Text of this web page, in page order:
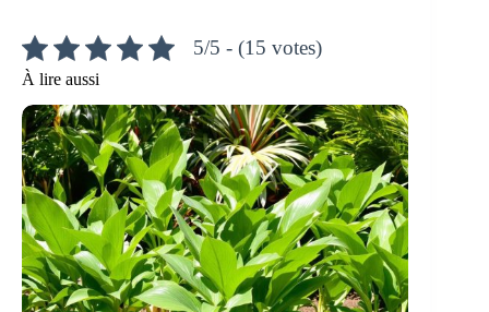
5/5 - (15 votes)
À lire aussi